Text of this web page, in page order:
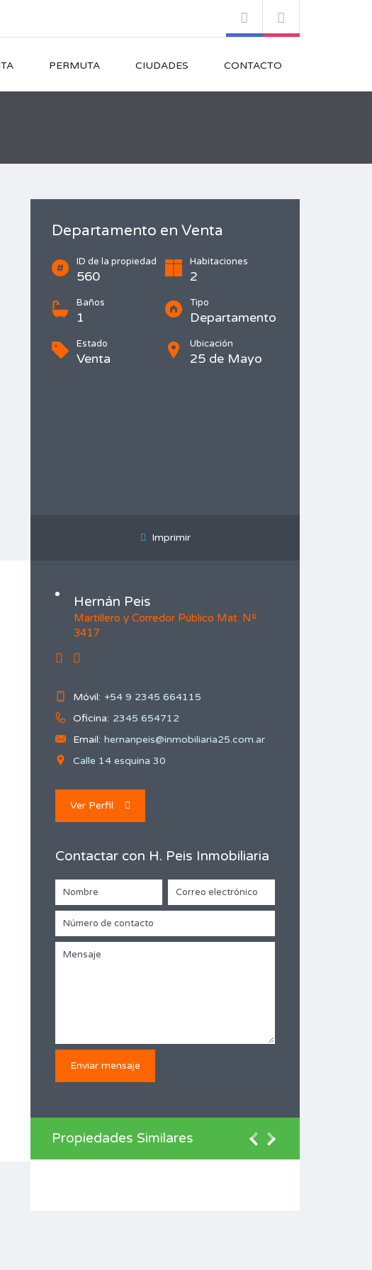
PERMUTA CIUDADES CONTACTO
Departamento en Venta
ID de la propiedad
560
Habitaciones
2
Baños
1
Tipo
Departamento
Estado
Venta
Ubicación
25 de Mayo
Imprimir
Hernán Peis
Martillero y Corredor Público Mat. Nº
3417
Móvil: +54 9 2345 664115
Oficina: 2345 654712
Email: hernanpeis@inmobiliaria25.com.ar
Calle 14 esquina 30
Ver Perfil
Contactar con H. Peis Inmobiliaria
Propiedades Similares